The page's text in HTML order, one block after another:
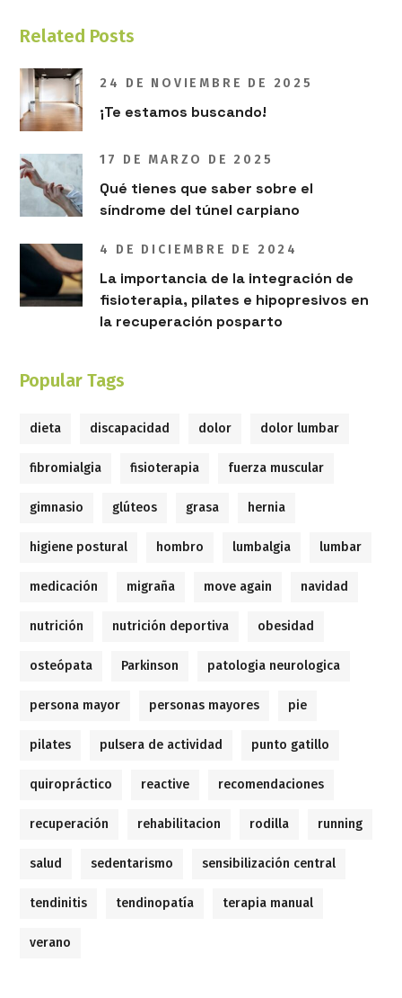
Related Posts
24 DE NOVIEMBRE DE 2025
¡Te estamos buscando!
17 DE MARZO DE 2025
Qué tienes que saber sobre el
síndrome del túnel carpiano
4 DE DICIEMBRE DE 2024
La importancia de la integración de
fisioterapia, pilates e hipopresivos en
la recuperación posparto
Popular Tags
dieta discapacidad dolor dolor lumbar
fibromialgia fisioterapia fuerza muscular
gimnasio glúteos grasa hernia
higiene postural hombro lumbalgia lumbar
medicación migraña move again navidad
nutrición nutrición deportiva obesidad
osteópata Parkinson patologia neurologica
persona mayor personas mayores pie
pilates pulsera de actividad punto gatillo
quiropráctico reactive recomendaciones
recuperación rehabilitacion rodilla running
salud sedentarismo sensibilización central
tendinitis tendinopatía terapia manual
verano